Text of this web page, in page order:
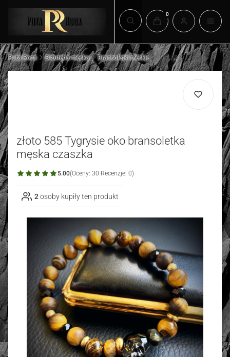
Otwórz wyszukiwarkę
Produkty w koszyku:
Puta Roca Biżuteria męska Bransoletki męskie
złoto 585 Tygrysie oko bransoletka
męska czaszka
5.00(Oceny: 30 Recenzje: 0)
2osoby kupiły ten produkt